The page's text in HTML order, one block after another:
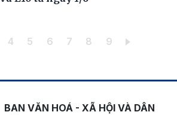
Trang
4 Trang
5 Trang
6 Trang
7 Trang
8 Trang
9
BAN VĂN HOÁ - XÃ HỘI VÀ DÂN